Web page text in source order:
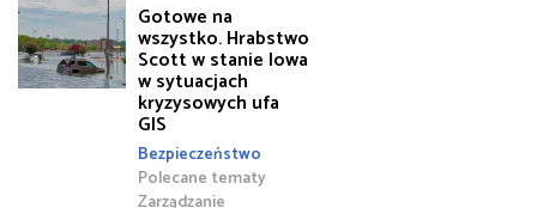
Gotowe na
wszystko. Hrabstwo
Scott w stanie Iowa
w sytuacjach
kryzysowych ufa
GIS
Bezpieczeństwo
Polecane tematy
Zarządzanie